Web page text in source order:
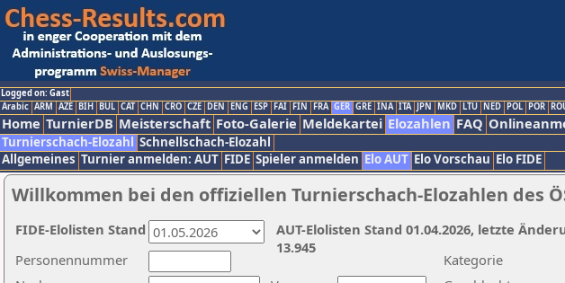
Logged on: Gast
Arabic ARM AZE BIH BUL CAT CHN CRO CZE DEN ENG ESP FAI FIN FRA GER GRE INA ITA JPN MKD LTU NED POL POR
Home TurnierDB Meisterschaft Foto-Galerie Meldekartei Elozahlen FAQ
Turnierschach-Elozahl Schnellschach-Elozahl
Allgemeines Turnier anmelden: AUT FIDE Spieler anmelden Elo AUT Elo Vorschau Elo FIDE
Willkommen bei den offiziellen Turnierschach-Elozahlen des
Kategorie
Personennummer
AUT-Elolisten Stand 01.04.2026, letzte
13.945
FIDE-Elolisten Stand